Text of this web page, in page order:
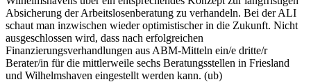
Absicherung der Arbeitslosenberatung zu verhandeln. Bei der ALI
schaut man inzwischen wieder optimistischer in die Zukunft. Nicht
ausgeschlossen wird, dass nach erfolgreichen
Finanzierungsverhandlungen aus ABM-Mitteln ein/e dritte/r
Berater/in für die mittlerweile sechs Beratungsstellen in Friesland
und Wilhelmshaven eingestellt werden kann. (ub)